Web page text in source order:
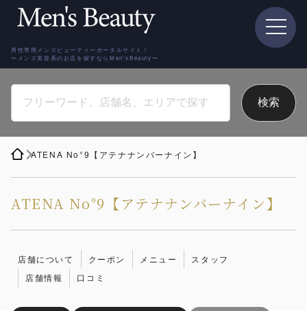
男性専用メンズビューティーポータルサイト！
〜メンズ美容系のお店を探すならMen'sBeauty〜
ATENA No°9【アテナナンバーナイン】
ATENA No°9【アテナナンバーナイン】
店舗について クーポン メニュー
スタッフ
店舗情報
口コミ